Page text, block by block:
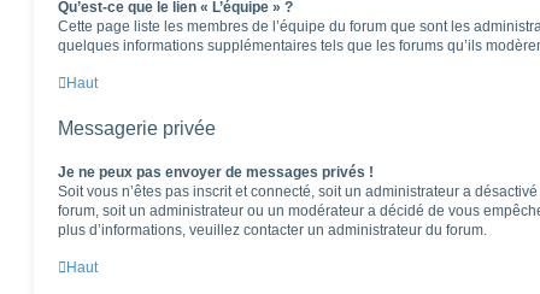
Qu’est-ce que le lien « L’équipe » ?
Cette page liste les membres de l’équipe du forum que sont les
quelques informations supplémentaires tels que les forums qu’ils
Haut
Messagerie privée
Je ne peux pas envoyer de messages privés !
Soit vous n’êtes pas inscrit et connecté, soit un administrateur a
forum, soit un administrateur ou un modérateur a décidé de vous
plus d’informations, veuillez contacter un administrateur du forum.
Haut